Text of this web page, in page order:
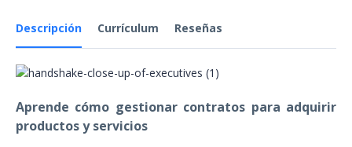
Descripción Currículum Reseñas
Aprende cómo gestionar contratos para adquirir
productos y servicios